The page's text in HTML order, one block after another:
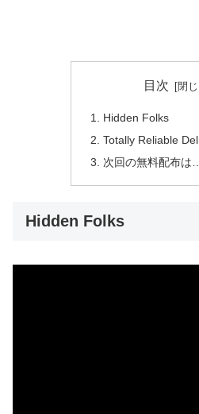
目次
Hidden Folks
Totally Reliable
次回の無料配布は
Hidden Folks